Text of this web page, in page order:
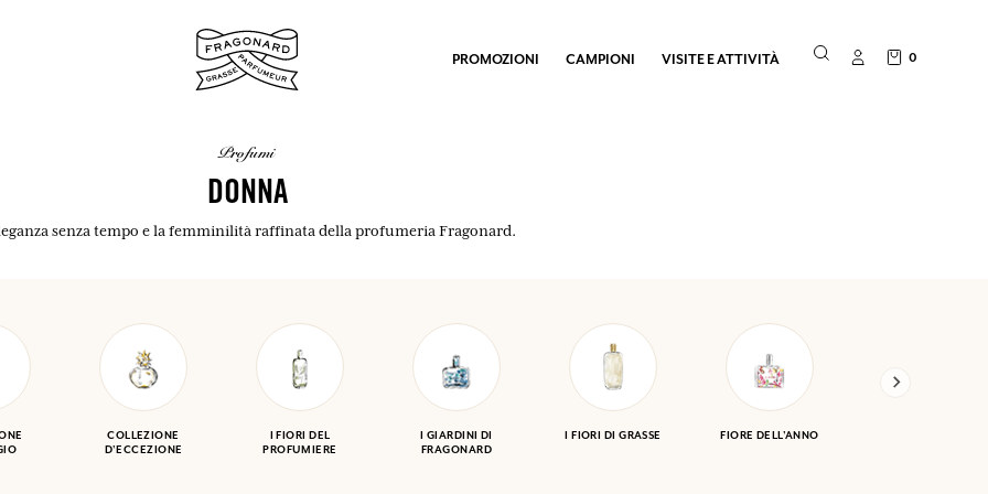
PROMOZIONI CAMPIONI VISITE E ATTIVITÀ 0
profumi
DONNA
senza tempo e la femminilità raffinata della profumeria Fragonard.
COLLEZIONE
D'ECCEZIONE
I FIORI DEL
PROFUMIERE
I GIARDINI DI
FRAGONARD
I FIORI DI GRASSE FIORE DELL'ANNO